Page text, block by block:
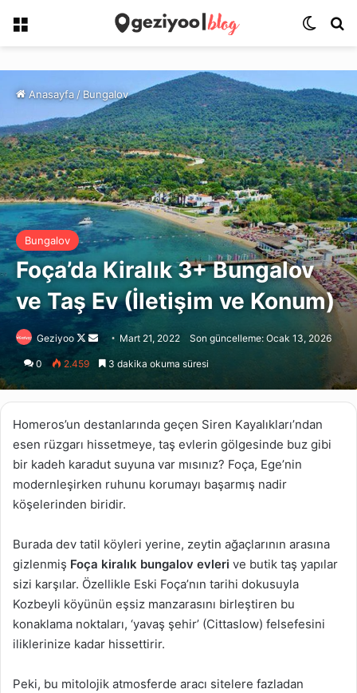
Menü Dış
Anasayfa/Bungalov
Bungalov
Foça’da Kiralık 3+ Bungalov
ve Taş Ev (İletişim ve Konum)
Geziyoo
Follow
Bir
e-
Mart 21, 2022 Son güncelleme: Ocak 13, 2026
0 2.459 3 dakika okuma süresi
Homeros’un destanlarında geçen Siren Kayalıkları’ndan
esen rüzgarı hissetmeye, taş evlerin gölgesinde buz gibi
bir kadeh karadut suyuna var mısınız? Foça, Ege’nin
modernleşirken ruhunu korumayı başarmış nadir
köşelerinden biridir.
Burada dev tatil köyleri yerine, zeytin ağaçlarının arasına
gizlenmiş Foça kiralık bungalov evleri ve butik taş yapılar
sizi karşılar. Özellikle Eski Foça’nın tarihi dokusuyla
Kozbeyli köyünün eşsiz manzarasını birleştiren bu
konaklama noktaları, ‘yavaş şehir’ (Cittaslow) felsefesini
iliklerinize kadar hissettirir.
Peki, bu mitolojik atmosferde aracı sitelere fazladan